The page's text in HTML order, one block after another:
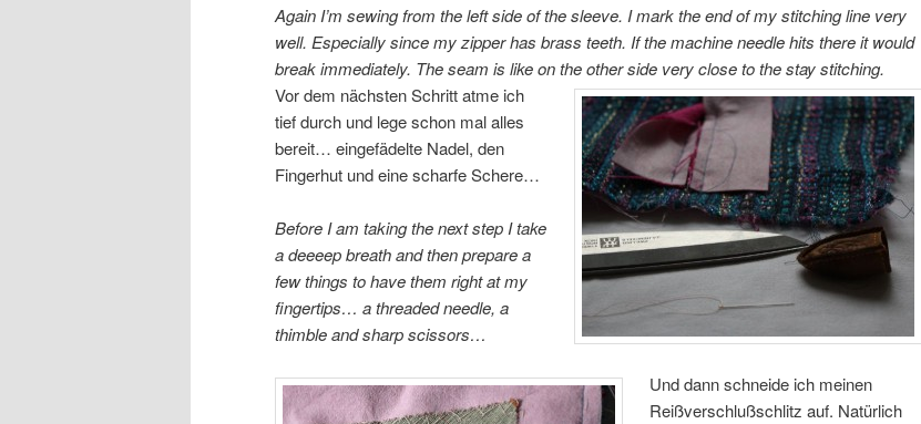
Again I’m sewing from the left side of the sleeve. I mark the end of my stitching line very
well. Especially since my zipper has brass teeth. If the machine needle hits there it would
break immediately. The seam is like on the other side very close to the stay stitching.
Vor dem nächsten Schritt atme ich
tief durch und lege schon mal alles
bereit… eingefädelte Nadel, den
Fingerhut und eine scharfe Schere…
Before I am taking the next step I take
a deeeep breath and then prepare a
few things to have them right at my
fingertips… a threaded needle, a
thimble and sharp scissors…
Und dann schneide ich meinen
Reißverschlußschlitz auf. Natürlich